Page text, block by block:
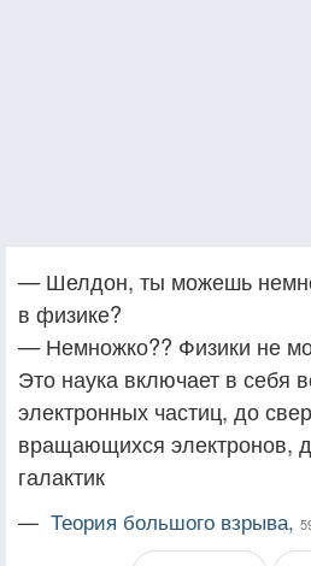
— Шелдон, ты можешь
в физике?
— Немножко?? Физики не
Это наука включает в себя
электронных частиц, до
вращающихся электронов,
галактик
— Теория большого взрыва,